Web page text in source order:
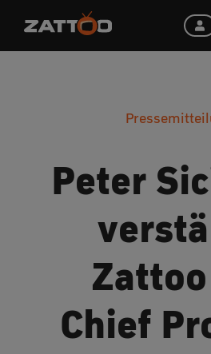
Peter
Chief